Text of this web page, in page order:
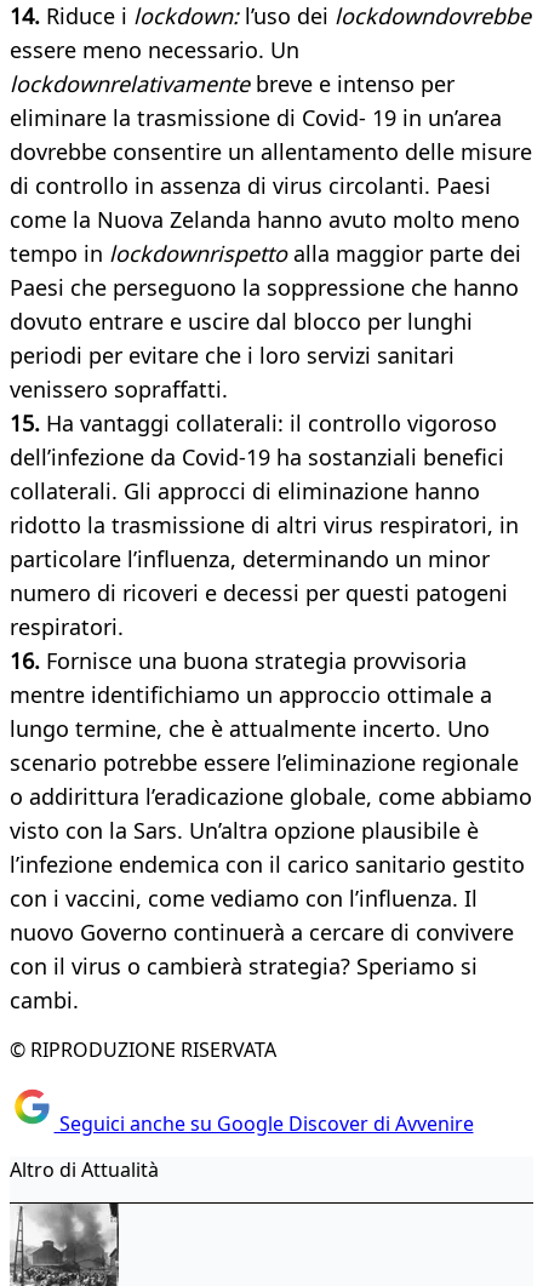
14. Riduce i lockdown:l’uso dei lockdowndovrebbe
essere meno necessario. Un
lockdownrelativamentebreve e intenso per
eliminare la trasmissione di Covid- 19 in un’area
dovrebbe consentire un allentamento delle misure
di controllo in assenza di virus circolanti. Paesi
come la Nuova Zelanda hanno avuto molto meno
tempo in lockdownrispettoalla maggior parte dei
Paesi che perseguono la soppressione che hanno
dovuto entrare e uscire dal blocco per lunghi
periodi per evitare che i loro servizi sanitari
venissero sopraffatti.
15. Ha vantaggi collaterali: il controllo vigoroso
dell’infezione da Covid-19 ha sostanziali benefici
collaterali. Gli approcci di eliminazione hanno
ridotto la trasmissione di altri virus respiratori, in
particolare l’influenza, determinando un minor
numero di ricoveri e decessi per questi patogeni
respiratori.
16. Fornisce una buona strategia provvisoria
mentre identifichiamo un approccio ottimale a
lungo termine, che è attualmente incerto. Uno
scenario potrebbe essere l’eliminazione regionale
o addirittura l’eradicazione globale, come abbiamo
visto con la Sars. Un’altra opzione plausibile è
l’infezione endemica con il carico sanitario gestito
con i vaccini, come vediamo con l’influenza. Il
nuovo Governo continuerà a cercare di convivere
con il virus o cambierà strategia? Speriamo si
cambi.
© RIPRODUZIONE RISERVATA
Seguici anche su Google Discover di Avvenire
Altro di Attualità